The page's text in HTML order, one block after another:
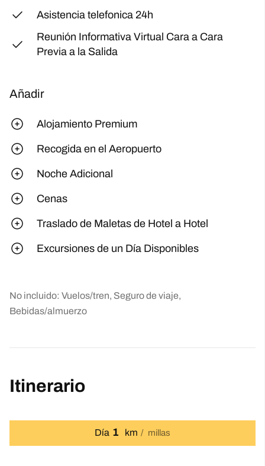
Asistencia telefonica 24h
Reunión Informativa Virtual Cara a Cara
Previa a la Salida
Añadir
Alojamiento Premium
Recogida en el Aeropuerto
Noche Adicional
Cenas
Traslado de Maletas de Hotel a Hotel
Excursiones de un Día Disponibles
No incluido: Vuelos/tren, Seguro de viaje,
Bebidas/almuerzo
Itinerario
Día 1 km millas